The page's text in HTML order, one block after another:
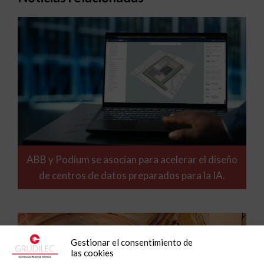
Gestionar el consentimiento de
las cookies
ABB y Podium se asocian para acelerar el diseño
de centros de datos preparados para la IA.